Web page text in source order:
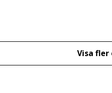
Visa fler